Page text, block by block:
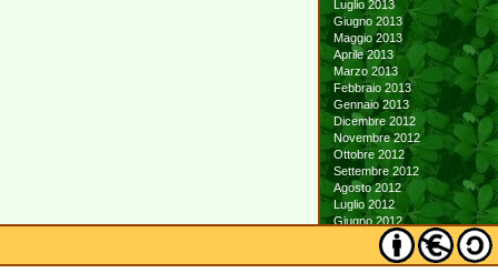
Luglio 2013
Giugno 2013
Maggio 2013
Aprile 2013
Marzo 2013
Febbraio 2013
Gennaio 2013
Dicembre 2012
Novembre 2012
Ottobre 2012
Settembre 2012
Agosto 2012
Luglio 2012
Giugno 2012
Maggio 2012
Aprile 2012